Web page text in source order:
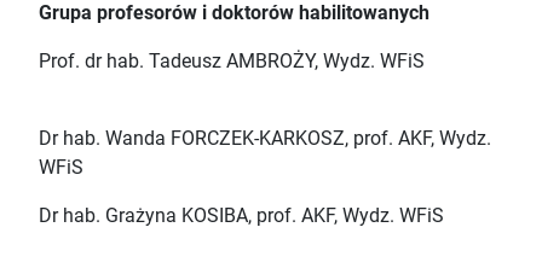
Grupa profesorów i doktorów habilitowanych
Prof. dr hab. Tadeusz AMBROŻY, Wydz. WFiS
Dr hab. Wanda FORCZEK-KARKOSZ, prof. AKF, Wydz.
WFiS
Dr hab. Grażyna KOSIBA, prof. AKF, Wydz. WFiS